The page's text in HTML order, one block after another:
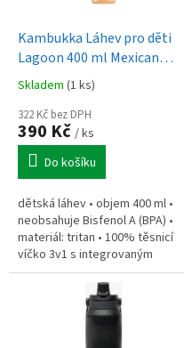
Kambukka Láhev pro děti
Lagoon 400 ml Mexican
Parade
Skladem (1 ks)
322 Kč bez DPH
390 Kč / ks
Do košíku
dětská láhev • objem 400 ml •
neobsahuje Bisfenol A (BPA) •
materiál: tritan • 100% těsnicí
víčko 3v1 s integrovaným
poutkem • víčko i láhev lze mýt
v myčce nádobí